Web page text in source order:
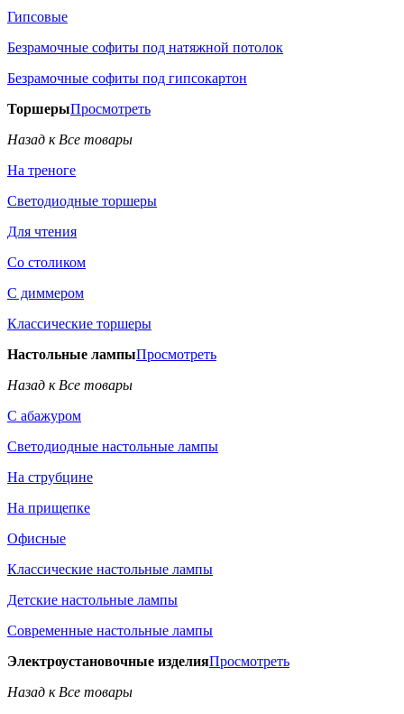
Гипсовые
Безрамочные софиты под натяжной потолок
Безрамочные софиты под гипсокартон
ТоршерыПросмотреть
Назад к Все товары
На треноге
Светодиодные торшеры
Для чтения
Со столиком
С диммером
Классические торшеры
Настольные лампыПросмотреть
Назад к Все товары
С абажуром
Светодиодные настольные лампы
На струбцине
На прищепке
Офисные
Классические настольные лампы
Детские настольные лампы
Современные настольные лампы
Электроустановочные изделияПросмотреть
Назад к Все товары